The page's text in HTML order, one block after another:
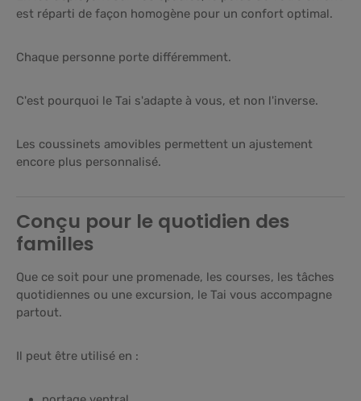
est réparti de façon homogène pour un confort optimal.
Chaque personne porte différemment.
C'est pourquoi le Tai s'adapte à vous, et non l'inverse.
Les coussinets amovibles permettent un ajustement
encore plus personnalisé.
Conçu pour le quotidien des
familles
Que ce soit pour une promenade, les courses, les tâches
quotidiennes ou une excursion, le Tai vous accompagne
partout.
Il peut être utilisé en :